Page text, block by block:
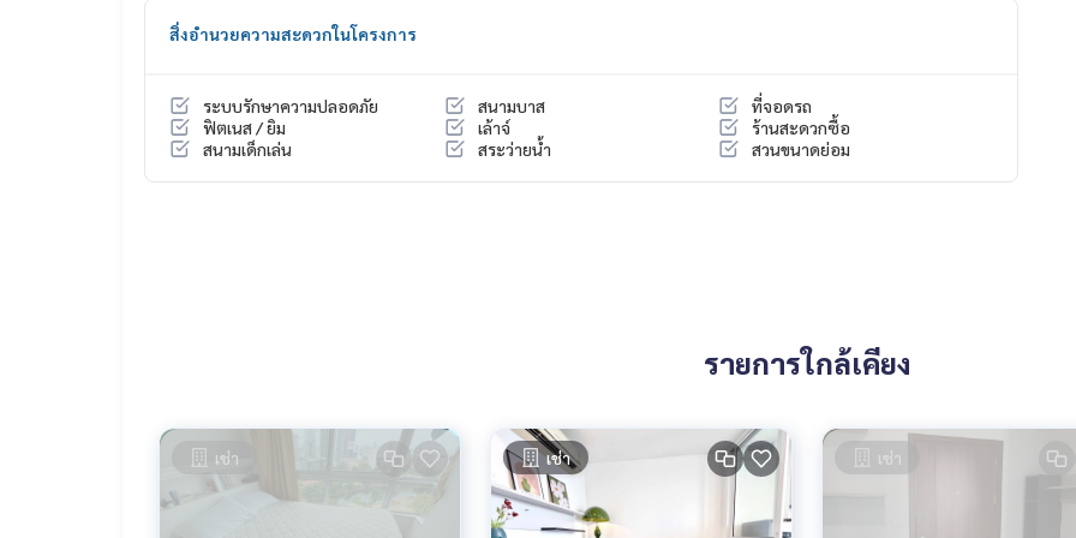
🌼 เครื่องทำน้ำอุ่น
สิ่งอำนวยความสะดวกในโครงการ
ระบบรักษาความปลอดภัย สนามบาส
ที่จอดรถ
ฟิตเนส / ยิม
เล้าจ์
ร้านสะดวกซื้อ
สนามเด็กเล่น
สระว่ายน้ำ สวนขนาดย่อม
รายการใกล้เคียง
เช่า เช่า เช่า